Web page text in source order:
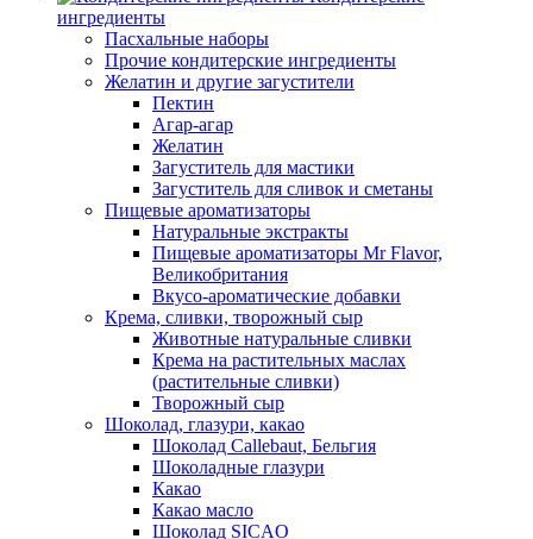
ингредиенты
Пасхальные наборы
Прочие кондитерские ингредиенты
Желатин и другие загустители
Пектин
Агар-агар
Желатин
Загуститель для мастики
Загуститель для сливок и сметаны
Пищевые ароматизаторы
Натуральные экстракты
Пищевые ароматизаторы Mr Flavor,
Великобритания
Вкусо-ароматические добавки
Крема, сливки, творожный сыр
Животные натуральные сливки
Крема на растительных маслах
(растительные сливки)
Творожный сыр
Шоколад, глазури, какао
Шоколад Callebaut, Бельгия
Шоколадные глазури
Какао
Какао масло
Шоколад SICAO